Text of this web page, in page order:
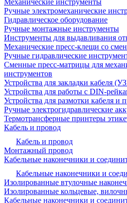
Механические инструменты
Ручные электромеханические
Гидравлическое оборудование
Ручные монтажные инструменты
Инструменты для выдавливания
Механические пресс-клещи со
Ручные гидравлические
Сменные пресс-матрицы для
инструментов
Устройства для закладки кабеля
Устройства для работы с DIN-
Устройства для размотки кабеля и
Ручные электрогидравлические
Термотрансферные принтеры
Кабель и провод
Кабель и провод
Монтажный провод
Кабельные наконечники и
Кабельные наконечники и
Изолированные втулочные
Изолированные кольцевые,
Кабельные наконечники и